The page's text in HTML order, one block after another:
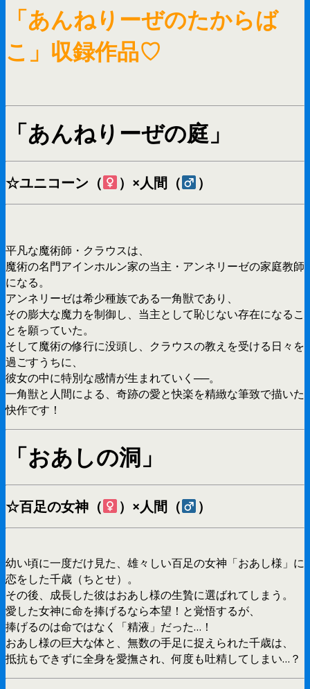
「あんねりーぜのたからば
こ」収録作品♡
「あんねりーぜの庭」
☆ユニコーン（ ）×人間（ ）
平凡な魔術師・クラウスは、
魔術の名門アインホルン家の当主・アンネリーゼの家庭教師
になる。
アンネリーゼは希少種族である一角獣であり、
その膨大な魔力を制御し、当主として恥じない存在になるこ
とを願っていた。
そして魔術の修行に没頭し、クラウスの教えを受ける日々を
過ごすうちに、
彼女の中に特別な感情が生まれていく──。
一角獣と人間による、奇跡の愛と快楽を精緻な筆致で描いた
快作です！
「おあしの洞」
☆百足の女神（ ）×人間（ ）
幼い頃に一度だけ見た、雄々しい百足の女神「おあし様」に
恋をした千歳（ちとせ）。
その後、成長した彼はおあし様の生贄に選ばれてしまう。
愛した女神に命を捧げるなら本望！と覚悟するが、
捧げるのは命ではなく「精液」だった…！
おあし様の巨大な体と、無数の手足に捉えられた千歳は、
抵抗もできずに全身を愛撫され、何度も吐精してしまい…？